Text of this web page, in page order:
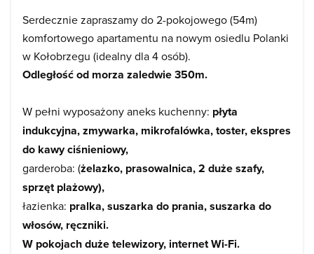
Serdecznie zapraszamy do 2-pokojowego (54m)
komfortowego apartamentu na nowym osiedlu Polanki
w Kołobrzegu (idealny dla 4 osób).
Odległość od morza zaledwie 350m.
W pełni wyposażony aneks kuchenny: płyta
indukcyjna, zmywarka, mikrofalówka, toster, ekspres
do kawy ciśnieniowy,
garderoba: (żelazko, prasowalnica, 2 duże szafy,
sprzęt plażowy),
łazienka: pralka, suszarka do prania, suszarka do
włosów, ręczniki.
W pokojach duże telewizory, internet Wi-Fi.